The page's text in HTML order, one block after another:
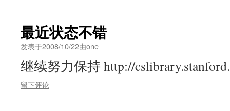
最近状态不错
发表于2008/10/22由one
继续努力保持 http://
留下评论